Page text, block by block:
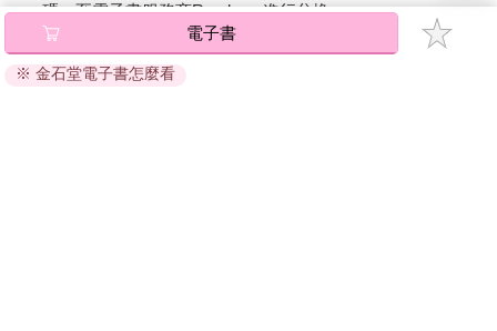
碼』至電子書服務商Readmoo進行兌換。
退換貨須知：
因版權保護，您在金石堂所購買的電子書僅能以金石堂專屬
電子書
※ 金石堂電子書怎麼看